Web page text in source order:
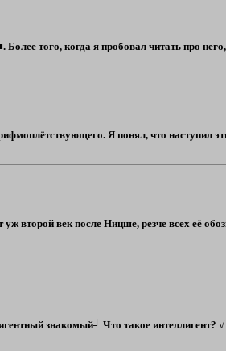
того, когда я пробовал читать про
Я понял, что наступил
второй век после Ницше, резче всех её
знакомый┘ Что такое интеллигент?